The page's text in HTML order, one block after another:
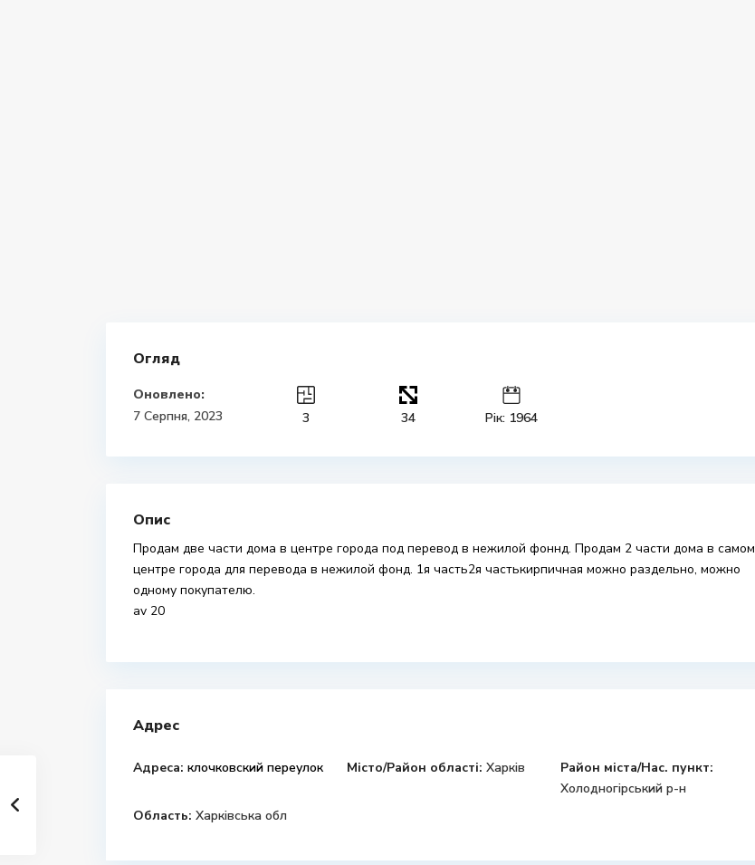
Огляд
Оновлено:
7 Серпня, 2023
3 34 Рік: 1964
Опис
Продам две части дома в центре города под перевод в нежилой фоннд. Продам 2 части дома в самом
центре города для перевода в нежилой фонд. 1я часть2я частькирпичная можно раздельно, можно
одному покупателю.
av 20
Адрес
Адреса: клочковский переулок Місто/Район області: Харків
Район міста/Нас. пункт:
Холодногірський р-н
Область: Харківська обл